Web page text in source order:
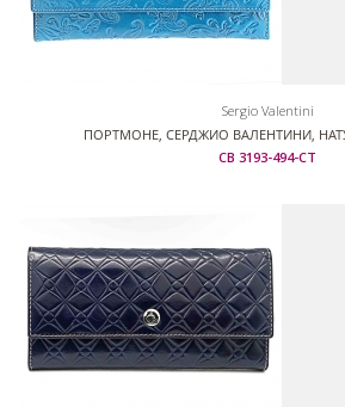
Sergio Valentini
ПОРТМОНЕ, СЕРДЖИО ВАЛЕНТИНИ,
СВ 3193-494-СТ